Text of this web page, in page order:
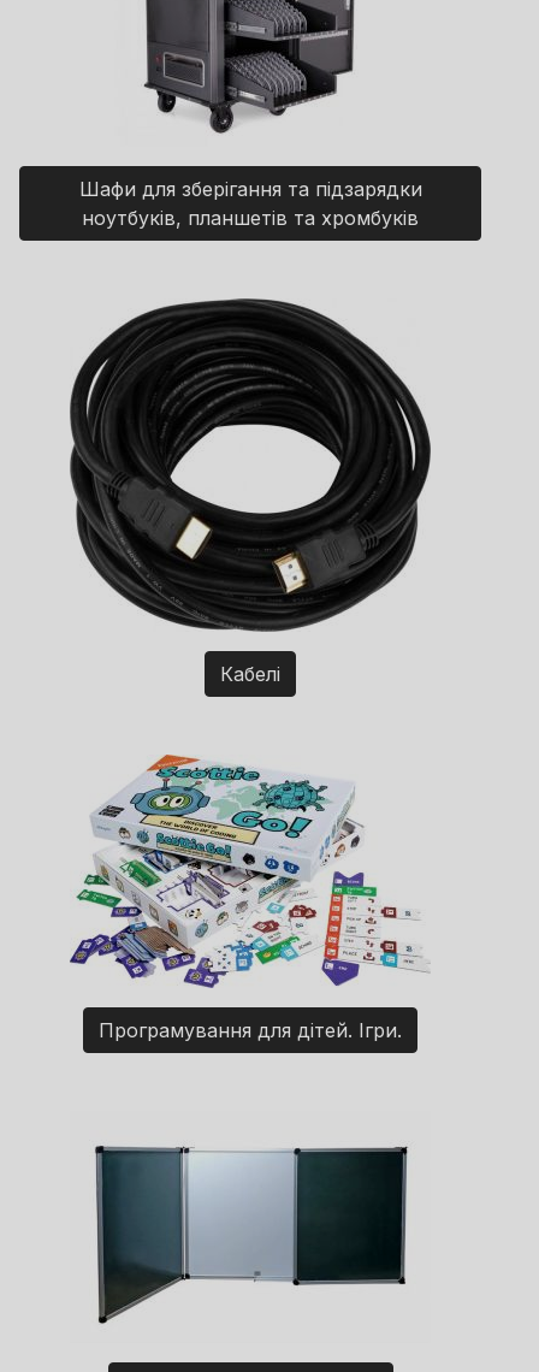
Шафи для зберігання та підзарядки
ноутбуків, планшетів та хромбуків
Кабелі
Програмування для дітей. Ігри.